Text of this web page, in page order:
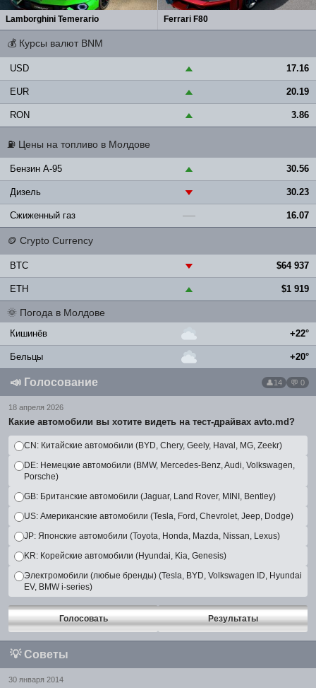
Lamborghini Temerario Ferrari F80
💰 Курсы валют BNM
USD ▲ 17.16
EUR ▲ 20.19
RON ▲ 3.86
⛽ Цены на топливо в Молдове
Бензин A-95 ▲ 30.56
Дизель ▼ 30.23
Сжиженный газ — 16.07
🪙 Crypto Currency
BTC ▼ $64 937
ETH ▲ $1 919
🌞 Погода в Молдове
Кишинёв +22°
Бельцы +20°
📣 Голосование 14 💬 0
18 апреля 2026
Какие автомобили вы хотите видеть на тест-драйвах avto.md?
CN: Китайские автомобили (BYD, Chery, Geely, Haval, MG, Zeekr)
DE: Немецкие автомобили (BMW, Mercedes-Benz, Audi, Volkswagen,
Porsche)
GB: Британские автомобили (Jaguar, Land Rover, MINI, Bentley)
US: Американские автомобили (Tesla, Ford, Chevrolet, Jeep, Dodge)
JP: Японские автомобили (Toyota, Honda, Mazda, Nissan, Lexus)
KR: Корейские автомобили (Hyundai, Kia, Genesis)
Электромобили (любые бренды) (Tesla, BYD, Volkswagen ID, Hyundai
EV, BMW i-series)
Голосовать Результаты
💡 Советы
30 января 2014